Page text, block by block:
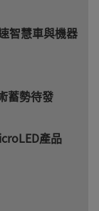
智慧車與機器
蓄勢待發
產品